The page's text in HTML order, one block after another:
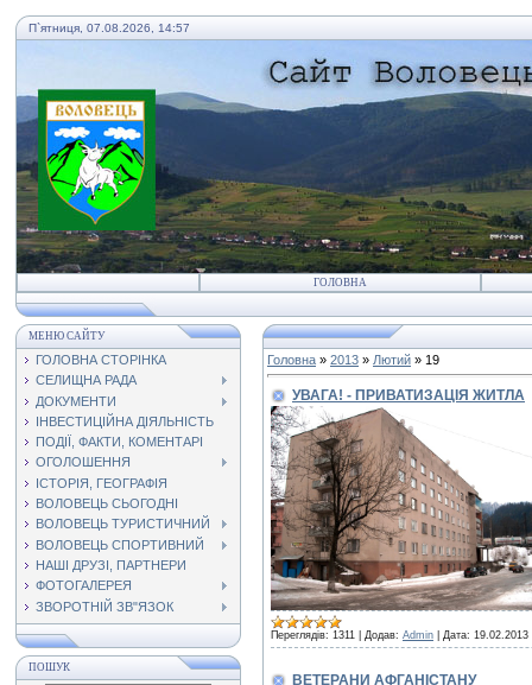
П`ятниця, 07.08.2026, 14:57
ГОЛОВНА
МЕНЮ САЙТУ
ГОЛОВНА СТОРІНКА
СЕЛИЩНА РАДА
ДОКУМЕНТИ
ІНВЕСТИЦІЙНА ДІЯЛЬНІСТЬ
ПОДІЇ, ФАКТИ, КОМЕНТАРІ
ОГОЛОШЕННЯ
ІСТОРІЯ, ГЕОГРАФІЯ
ВОЛОВЕЦЬ СЬОГОДНІ
ВОЛОВЕЦЬ ТУРИСТИЧНИЙ
ВОЛОВЕЦЬ СПОРТИВНИЙ
НАШІ ДРУЗІ, ПАРТНЕРИ
ФОТОГАЛЕРЕЯ
ЗВОРОТНІЙ ЗВ"ЯЗОК
ПОШУК
Головна » 2013 » Лютий » 19
УВАГА! - ПРИВАТИЗАЦІЯ ЖИТЛА
Переглядів: 1311 Додав: Admin Дата: 19.02.2013
ВЕТЕРАНИ АФГАНІСТАНУ